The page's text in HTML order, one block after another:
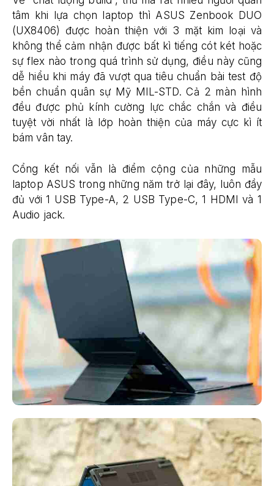
tâm khi lựa chọn laptop thì ASUS Zenbook DUO
(UX8406) được hoàn thiện với 3 mặt kim loại và
không thể cảm nhận được bất kì tiếng cót két hoặc
sự flex nào trong quá trình sử dụng, điều này cũng
dễ hiểu khi máy đã vượt qua tiêu chuẩn bài test độ
bền chuẩn quân sự Mỹ MIL-STD. Cả 2 màn hình
đều được phủ kính cường lực chắc chắn và điều
tuyệt vời nhất là lớp hoàn thiện của máy cực kì ít
bám vân tay.
Cổng kết nối vẫn là điểm cộng của những mẫu
laptop ASUS trong những năm trở lại đây, luôn đầy
đủ với 1 USB Type-A, 2 USB Type-C, 1 HDMI và 1
Audio jack.